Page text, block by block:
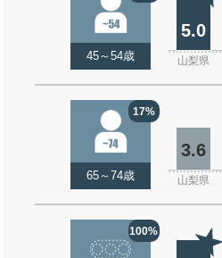
45～54歳
5.0
山梨県
17%
65～74歳
3.6
山梨県
100%